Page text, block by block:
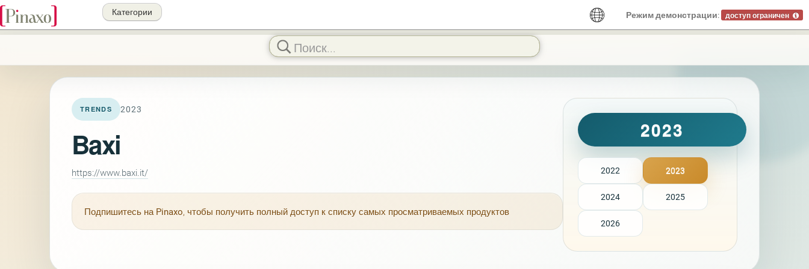
Режим демонстрации: доступ ограничен
Категории
TRENDS 2023
Baxi
https://www.baxi.it/
Подпишитесь на Pinaxo, чтобы получить полный доступ к списку самых просматриваемых продуктов
2023
2022 2023
2024 2025
2026